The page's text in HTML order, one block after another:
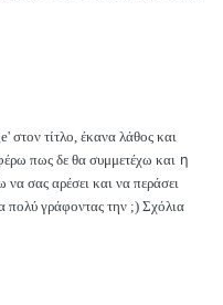
στον τίτλο, έκανα λάθος και
πως δε θα συμμετέχω και η
να σας αρέσει και να περάσει
πολύ γράφοντας την ;) Σχόλια